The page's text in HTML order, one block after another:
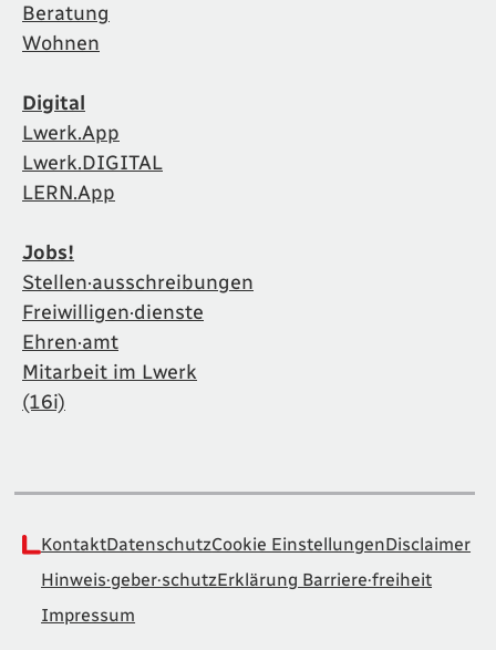
Beratung
Wohnen
Digital
Lwerk.App
Lwerk.DIGITAL
LERN.App
Jobs!
Stellen·ausschreibungen
Freiwilligen·dienste
Ehren·amt
Mitarbeit im Lwerk
(16i)
KontaktDatenschutzCookie EinstellungenDisclaimer
Hinweis·geber·schutzErklärung Barriere·freiheit
Impressum